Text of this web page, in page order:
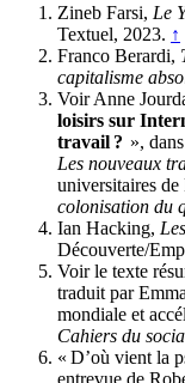
Zineb Farsi, Le
Textuel, 2023. ↑
Franco Berardi,
capitalisme
Voir Anne
loisirs sur
travail ? »,
Les nouveaux
universitaires
colonisation du
Ian Hacking,
Découverte/
Voir le texte
traduit par
mondiale et
Cahiers du
« D’où vient la
entrevue de